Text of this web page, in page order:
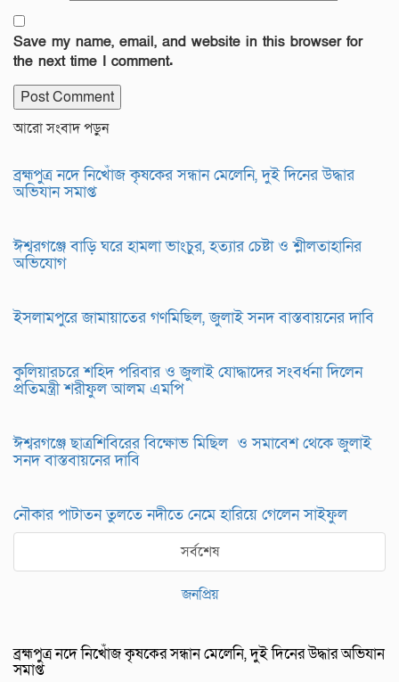
Save my name, email, and website in this browser for
the next time I comment.
আরো সংবাদ পড়ুন
ব্রহ্মপুত্র নদে নিখোঁজ কৃষকের সন্ধান মেলেনি, দুই দিনের উদ্ধার
অভিযান সমাপ্ত
ঈশ্বরগঞ্জে বাড়ি ঘরে হামলা ভাংচুর, হত্যার চেষ্টা ও শ্লীলতাহানির
অভিযোগ
ইসলামপুরে জামায়াতের গণমিছিল, জুলাই সনদ বাস্তবায়নের দাবি
কুলিয়ারচরে শহিদ পরিবার ও জুলাই যোদ্ধাদের সংবর্ধনা দিলেন
প্রতিমন্ত্রী শরীফুল আলম এমপি
ঈশ্বরগঞ্জে ছাত্রশিবিরের বিক্ষোভ মিছিল ও সমাবেশ থেকে জুলাই
সনদ বাস্তবায়নের দাবি
নৌকার পাটাতন তুলতে নদীতে নেমে হারিয়ে গেলেন সাইফুল
সর্বশেষ
জনপ্রিয়
ব্রহ্মপুত্র নদে নিখোঁজ কৃষকের সন্ধান মেলেনি, দুই দিনের উদ্ধার অভিযান
সমাপ্ত